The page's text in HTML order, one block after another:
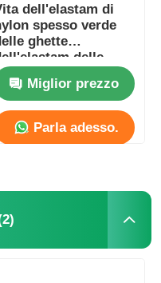
dell'elastam di
spesso verde
ghette
delle
intascate di
alta
Miglior prezzo
Parla adesso.